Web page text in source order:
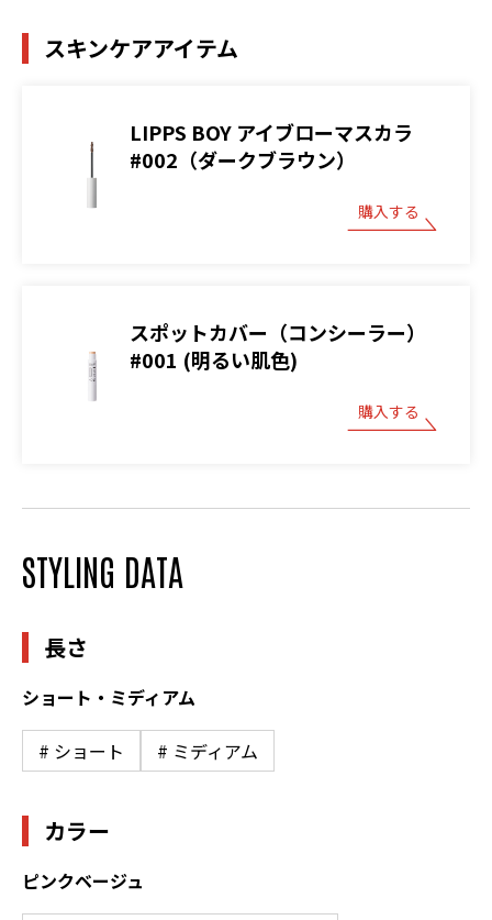
スキンケアアイテム
LIPPS BOY アイブローマスカラ
#002（ダークブラウン）
購入する
スポットカバー（コンシーラー）
#001 (明るい肌色)
購入する
STYLING DATA
長さ
ショート・ミディアム
# ショート # ミディアム
カラー
ピンクベージュ